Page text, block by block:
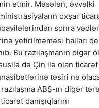
etmir. Məsələn, əvvəlki
oxşar
sonra
yetirilməməsi halları
Bu razılaşmanın digər
də Çin ilə olan ticarət
təsiri nə
ABŞ-ın digər
danışıqlarını